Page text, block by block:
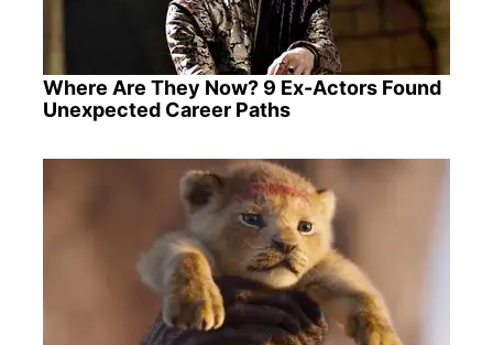
Where Are They Now? 9 Ex-Actors Found
Unexpected Career Paths